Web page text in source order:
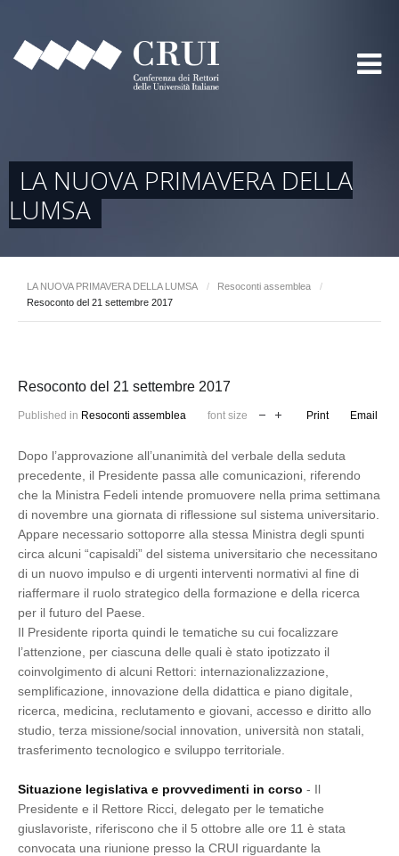
LA NUOVA PRIMAVERA DELLA
LUMSA
LA NUOVA PRIMAVERA DELLA LUMSA / Resoconti assemblea
/
Resoconto del 21 settembre 2017
Resoconto del 21 settembre 2017
Published in Resoconti assemblea font size Print Email
Dopo l’approvazione all’unanimità del verbale della seduta
precedente, il Presidente passa alle comunicazioni, riferendo
che la Ministra Fedeli intende promuovere nella prima settimana
di novembre una giornata di riflessione sul sistema universitario.
Appare necessario sottoporre alla stessa Ministra degli spunti
circa alcuni “capisaldi” del sistema universitario che necessitano
di un nuovo impulso e di urgenti interventi normativi al fine di
riaffermare il ruolo strategico della formazione e della ricerca
per il futuro del Paese.
Il Presidente riporta quindi le tematiche su cui focalizzare
l’attenzione, per ciascuna delle quali è stato ipotizzato il
coinvolgimento di alcuni Rettori: internazionalizzazione,
semplificazione, innovazione della didattica e piano digitale,
ricerca, medicina, reclutamento e giovani, accesso e diritto allo
studio, terza missione/social innovation, università non statali,
trasferimento tecnologico e sviluppo territoriale.
Situazione legislativa e provvedimenti in corso - Il
Presidente e il Rettore Ricci, delegato per le tematiche
giuslavoriste, riferiscono che il 5 ottobre alle ore 11 è stata
convocata una riunione presso la CRUI riguardante la